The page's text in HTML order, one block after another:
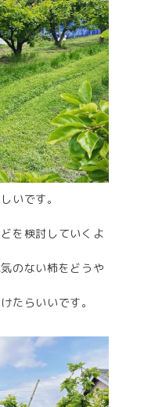
いです。
を検討していくよ
のない柿をどうや
たらいいです。